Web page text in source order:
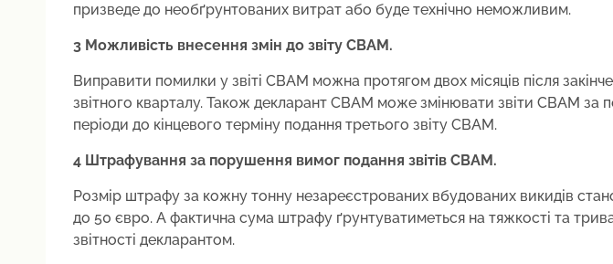
призведе до необґрунтованих витрат або буде технічно неможливим.
3️ Можливість внесення змін до звіту CBAM.
Виправити помилки у звіті CBAM можна протягом двох місяців після
звітного кварталу. Також декларант CBAM може змінювати звіти CBAM за
періоди до кінцевого терміну подання третього звіту CBAM.
4 Штрафування за порушення вимог подання звітів CBAM.
Розмір штрафу за кожну тонну незареєстрованих вбудованих викидів
до 50 євро. А фактична сума штрафу ґрунтуватиметься на тяжкості та
звітності декларантом.